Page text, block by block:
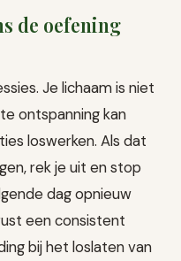
de oefening
Je lichaam is niet
ontspanning kan
loswerken. Als dat
rek je uit en stop
dag opnieuw
een consistent
bij het loslaten van